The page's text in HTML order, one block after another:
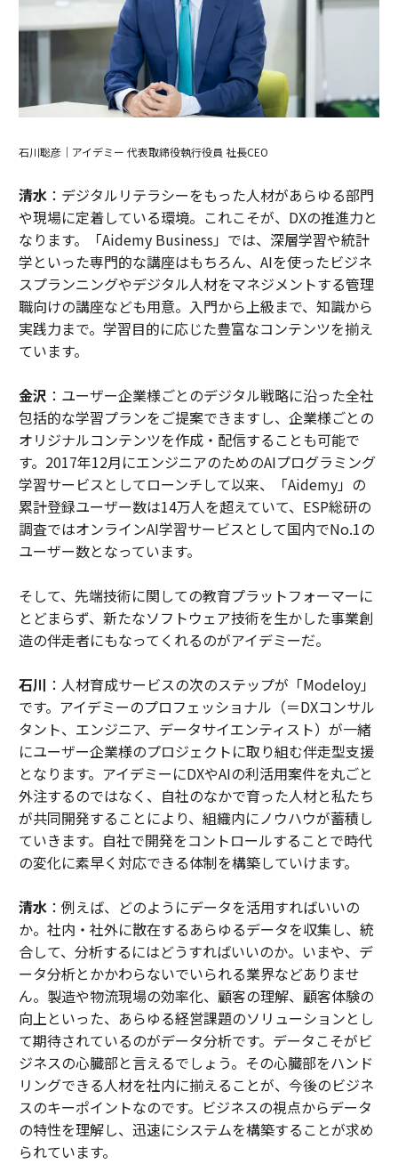
石川聡彦｜アイデミー 代表取締役執行役員 社長CEO
清水：デジタルリテラシーをもった人材があらゆる部門
や現場に定着している環境。これこそが、DXの推進力と
なります。「Aidemy Business」では、深層学習や統計
学といった専門的な講座はもちろん、AIを使ったビジネ
スプランニングやデジタル人材をマネジメントする管理
職向けの講座なども用意。入門から上級まで、知識から
実践力まで。学習目的に応じた豊富なコンテンツを揃え
ています。
金沢 ：ユーザー企業様ごとのデジタル戦略に沿った全社
包括的な学習プランをご提案できますし、企業様ごとの
オリジナルコンテンツを作成・配信することも可能で
す。2017年12月にエンジニアのためのAIプログラミング
学習サービスとしてローンチして以来、「Aidemy」の
累計登録ユーザー数は14万人を超えていて、ESP総研の
調査ではオンラインAI学習サービスとして国内でNo.1の
ユーザー数となっています。
そして、先端技術に関しての教育プラットフォーマーに
とどまらず、新たなソフトウェア技術を生かした事業創
造の伴走者にもなってくれるのがアイデミーだ。
石川 ：人材育成サービスの次のステップが「Modeloy」
です。アイデミーのプロフェッショナル（＝DXコンサル
タント、エンジニア、データサイエンティスト）が一緒
にユーザー企業様のプロジェクトに取り組む伴走型支援
となります。アイデミーにDXやAIの利活用案件を丸ごと
外注するのではなく、自社のなかで育った人材と私たち
が共同開発することにより、組織内にノウハウが蓄積し
ていきます。自社で開発をコントロールすることで時代
の変化に素早く対応できる体制を構築していけます。
清水：例えば、どのようにデータを活用すればいいの
か。社内・社外に散在するあらゆるデータを収集し、統
合して、分析するにはどうすればいいのか。いまや、デ
ータ分析とかかわらないでいられる業界などありませ
ん。製造や物流現場の効率化、顧客の理解、顧客体験の
向上といった、あらゆる経営課題のソリューションとし
て期待されているのがデータ分析です。データこそがビ
ジネスの心臓部と言えるでしょう。その心臓部をハンド
リングできる人材を社内に揃えることが、今後のビジネ
スのキーポイントなのです。ビジネスの視点からデータ
の特性を理解し、迅速にシステムを構築することが求め
られています。